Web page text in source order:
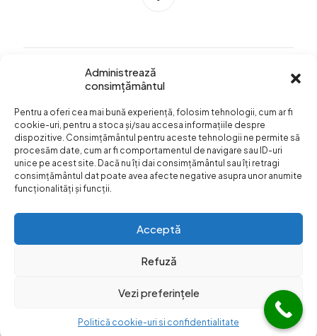
Administrează
consimțământul
Pentru a oferi cea mai bună experiență, folosim tehnologii, cum ar fi
cookie-uri, pentru a stoca și/sau accesa informațiile despre
dispozitive. Consimțământul pentru aceste tehnologii ne permite să
procesăm date, cum ar fi comportamentul de navigare sau ID-uri
unice pe acest site. Dacă nu îți dai consimțământul sau îți retragi
consimțământul dat poate avea afecte negative asupra unor anumite
funcționalități și funcții.
Acceptă
Refuză
Vezi preferințele
Politică cookie-uri si confidentialitate
Termeni si conditii
Confidentialitatea
datelor
Livrare si plata
Formular retur
Web Hotel